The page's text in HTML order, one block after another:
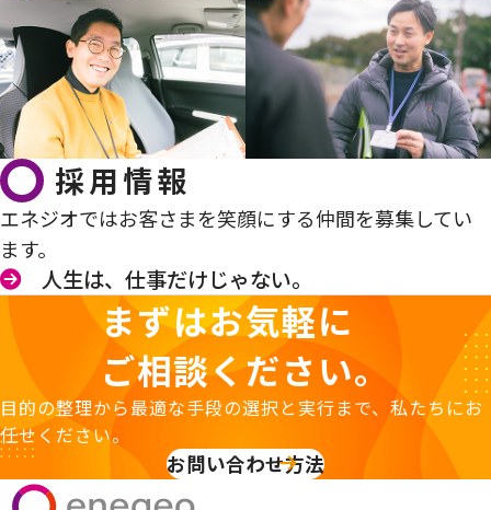
採用情報
エネジオではお客さまを笑顔にする仲間を募集してい
ます。
人生は、仕事だけじゃない。
まずはお気軽に
ご相談ください。
目的の整理から最適な手段の選択と実行まで、私たちにお
任せください。
お問い合わせ方法